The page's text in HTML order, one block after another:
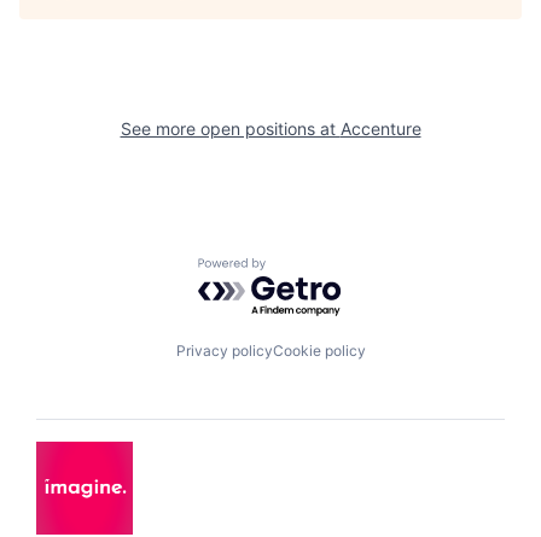
See more open positions at Accenture
Powered by Getro.com
Privacy policyCookie policy